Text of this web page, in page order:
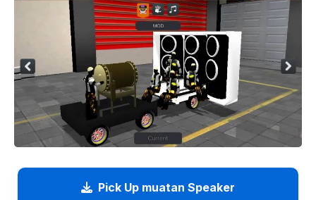
Pick Up muatan Speaker